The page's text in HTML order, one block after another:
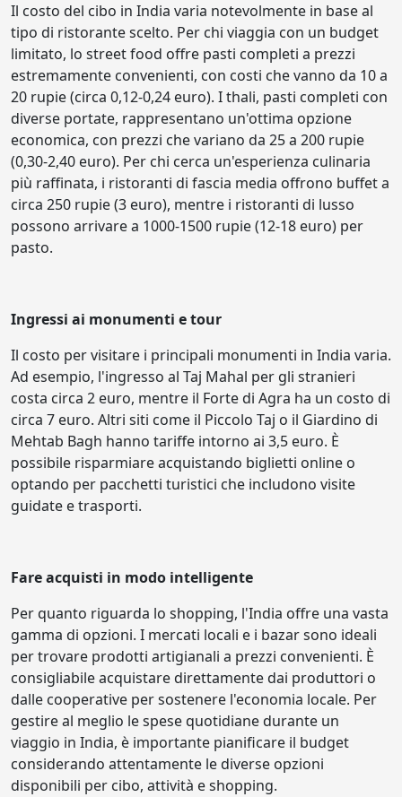
Il costo del cibo in India varia notevolmente in base al
tipo di ristorante scelto. Per chi viaggia con un budget
limitato, lo street food offre pasti completi a prezzi
estremamente convenienti, con costi che vanno da 10 a
20 rupie (circa 0,12-0,24 euro). I thali, pasti completi con
diverse portate, rappresentano un'ottima opzione
economica, con prezzi che variano da 25 a 200 rupie
(0,30-2,40 euro). Per chi cerca un'esperienza culinaria
più raffinata, i ristoranti di fascia media offrono buffet a
circa 250 rupie (3 euro), mentre i ristoranti di lusso
possono arrivare a 1000-1500 rupie (12-18 euro) per
pasto.
Ingressi ai monumenti e tour
Il costo per visitare i principali monumenti in India varia.
Ad esempio, l'ingresso al Taj Mahal per gli stranieri
costa circa 2 euro, mentre il Forte di Agra ha un costo di
circa 7 euro. Altri siti come il Piccolo Taj o il Giardino di
Mehtab Bagh hanno tariffe intorno ai 3,5 euro. È
possibile risparmiare acquistando biglietti online o
optando per pacchetti turistici che includono visite
guidate e trasporti.
Fare acquisti in modo intelligente
Per quanto riguarda lo shopping, l'India offre una vasta
gamma di opzioni. I mercati locali e i bazar sono ideali
per trovare prodotti artigianali a prezzi convenienti. È
consigliabile acquistare direttamente dai produttori o
dalle cooperative per sostenere l'economia locale. Per
gestire al meglio le spese quotidiane durante un
viaggio in India, è importante pianificare il budget
considerando attentamente le diverse opzioni
disponibili per cibo, attività e shopping.